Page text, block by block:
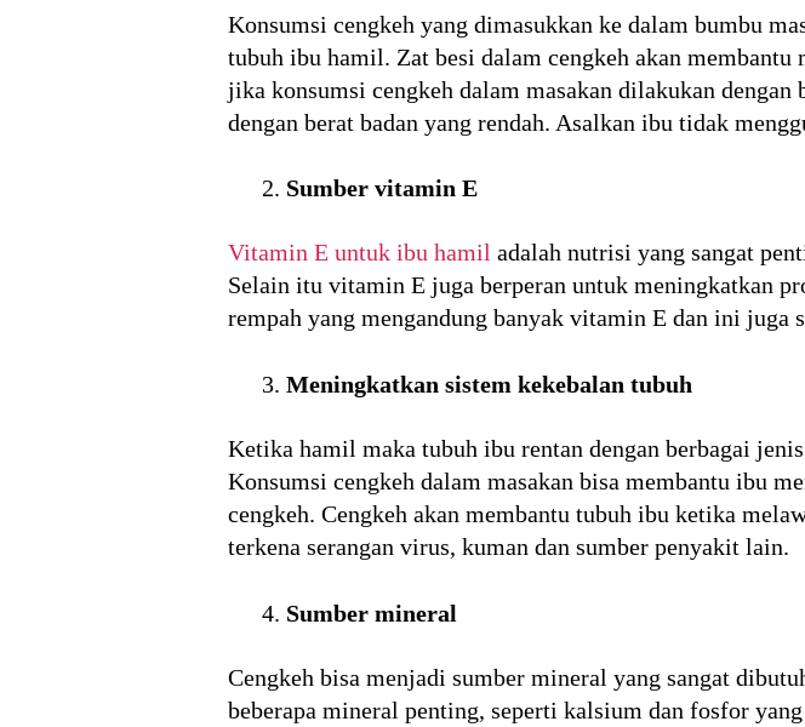
Konsumsi cengkeh yang dimasukkan ke dalam bumbu
tubuh ibu hamil. Zat besi dalam cengkeh akan membantu
jika konsumsi cengkeh dalam masakan dilakukan
dengan berat badan yang rendah. Asalkan ibu tidak
Sumber vitamin E
Vitamin E untuk ibu hamil adalah nutrisi yang sangat
Selain itu vitamin E juga berperan untuk meningkatkan
rempah yang mengandung banyak vitamin E dan ini juga
Meningkatkan sistem kekebalan tubuh
Ketika hamil maka tubuh ibu rentan dengan berbagai
Konsumsi cengkeh dalam masakan bisa membantu ibu
cengkeh. Cengkeh akan membantu tubuh ibu ketika
terkena serangan virus, kuman dan sumber penyakit lain.
Sumber mineral
Cengkeh bisa menjadi sumber mineral yang sangat
beberapa mineral penting, seperti kalsium dan fosfor